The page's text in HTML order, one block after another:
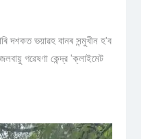
দশকত ভয়াৱহ বানৰ সন্মুখীন হ'ব
গৱেষণা কেন্দ্র 'ক্লাইমেট